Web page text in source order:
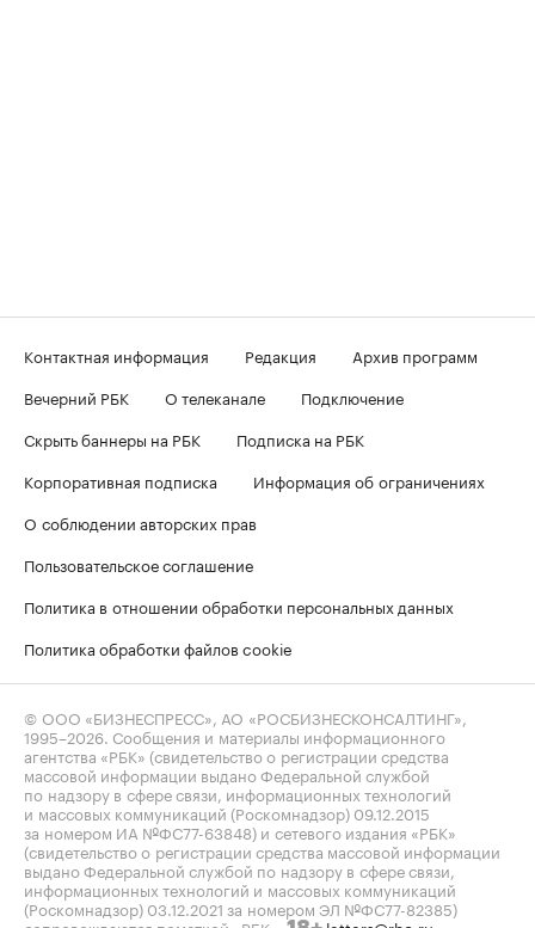
Контактная информация Редакция
Архив программ
Вечерний РБК
О телеканале
Подключение
Скрыть баннеры на РБК
Подписка на РБК
Корпоративная подписка
Информация об ограничениях
О соблюдении авторских прав
Пользовательское соглашение
Политика в отношении обработки персональных данных
Политика обработки файлов cookie
© ООО «БИЗНЕСПРЕСС», АО «РОСБИЗНЕСКОНСАЛТИНГ»,
1995–2026 . Сообщения и материалы информационного
агентства «РБК» (свидетельство о регистрации средства
массовой информации выдано Федеральной службой
по надзору в сфере связи, информационных технологий
и массовых коммуникаций (Роскомнадзор) 09.12.2015
за номером ИА №ФС77-63848) и сетевого издания «РБК»
(свидетельство о регистрации средства массовой информации
выдано Федеральной службой по надзору в сфере связи,
информационных технологий и массовых коммуникаций
(Роскомнадзор) 03.12.2021 за номером ЭЛ №ФС77-82385)